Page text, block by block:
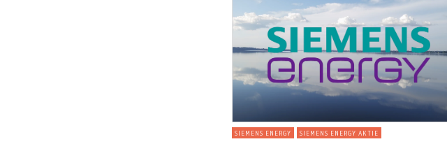
SIEMENS ENERGY SIEMENS ENERGY AKTIE